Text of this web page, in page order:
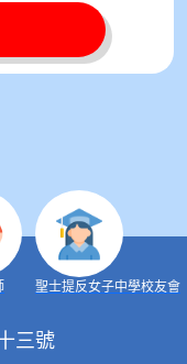
三號
聖士提反女子中學校友會